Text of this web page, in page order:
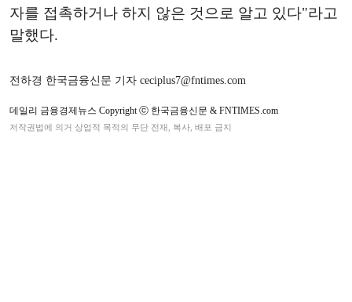
자를 접촉하거나 하지 않은 것으로 알고 있다"라고
말했다.
전하경 한국금융신문 기자 ceciplus7@fntimes.com
데일리 금융경제뉴스 Copyright ⓒ 한국금융신문 & FNTIMES.com
저작권법에 의거 상업적 목적의 무단 전재, 복사, 배포 금지